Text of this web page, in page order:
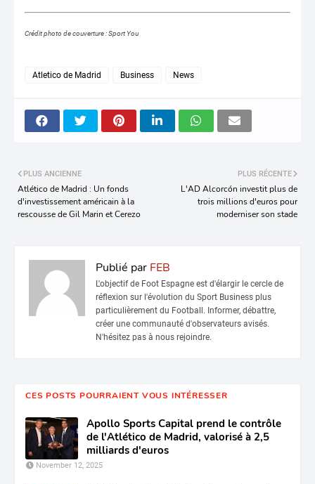
Crédit photo de couverture : Sport You
Atletico de Madrid Business News
PLUS RÉCENTE
L'AD Alcorcón investit plus de
trois millions d'euros pour
moderniser son stade
PLUS ANCIENNE
Atlético de Madrid : Un fonds
d'investissement américain à la
rescousse de Gil Marin et Cerezo
Publié par FEB
L'objectif de Foot Espagne est d'élargir le cercle de
réflexion sur l'évolution du Sport Business plus
particulièrement du Football. Informer, débattre,
créer une communauté d'observateurs avisés.
N'hésitez pas à nous rejoindre.
CES POSTS POURRAIENT VOUS INTÉRESSER
Apollo Sports Capital prend le contrôle
de l'Atlético de Madrid, valorisé à 2,5
milliards d'euros
November 12, 2025